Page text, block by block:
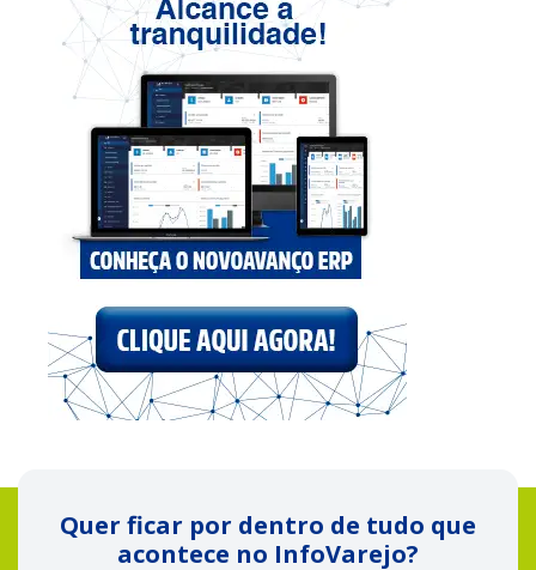
Quer ficar por dentro de tudo que
acontece no InfoVarejo?